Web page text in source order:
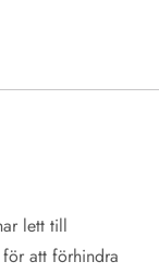
lett till
att förhindra